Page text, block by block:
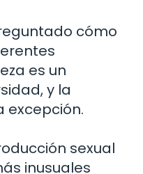
cómo
es un
y la
excepción.
sexual
inusuales